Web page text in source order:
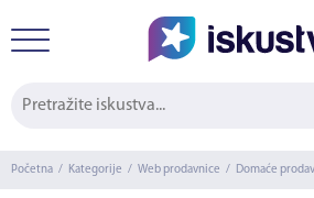
Početna / Kategorije / Web prodavnice / Domaće